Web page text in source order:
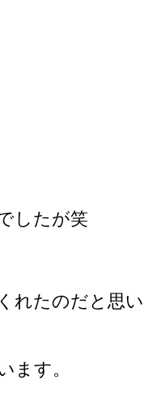
したが笑
れたのだと思い
ます。